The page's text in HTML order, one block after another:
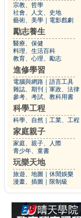
宗教、哲學
社會、人文、史地
藝術、美學
電影戲劇
勵志養生
醫療、保健
料理、生活百科
教育、心理、勵志
進修學習
電腦與網路
語言工具
雜誌、期刊
軍政、法律
參考、考試、教科用書
科學工程
科學、自然 工業、工程
家庭親子
家庭、親子、人際
青少年、童書
玩樂天地
旅遊、地圖
休閒娛樂
漫畫、插圖
限制級